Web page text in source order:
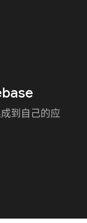
到自己的应